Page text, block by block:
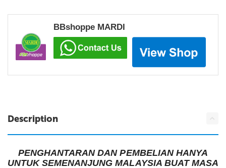
BBshoppe MARDI
Description
PENGHANTARAN DAN PEMBELIAN HANYA
UNTUK SEMENANJUNG MALAYSIA BUAT MASA